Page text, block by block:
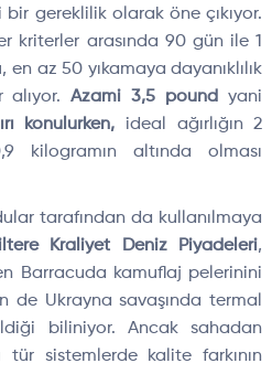
bir gereklilik olarak öne çıkıyor.
kriterler arasında 90 gün ile 1
en az 50 yıkamaya dayanıklılık
alıyor.Azami 3,5 poundyani
konulurken, ideal ağırlığın 2
kilogramın altında olması
tarafından da kullanılmaya
Kraliyet Deniz Piyadeleri,
Barracuda kamuflaj pelerinini
de Ukrayna savaşında termal
biliniyor. Ancak sahadan
sistemlerde kalite farkının